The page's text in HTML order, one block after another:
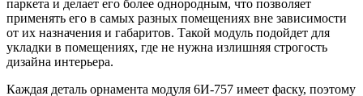
паркета и делает его более однородным, что позволяет
применять его в самых разных помещениях вне зависимости
от их назначения и габаритов. Такой модуль подойдет для
укладки в помещениях, где не нужна излишняя строгость
дизайна интерьера.
Каждая деталь орнамента модуля 6И-757 имеет фаску, поэтому